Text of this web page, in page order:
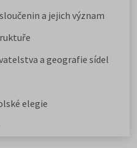
a jejich význam
a geografie sídel
elegie